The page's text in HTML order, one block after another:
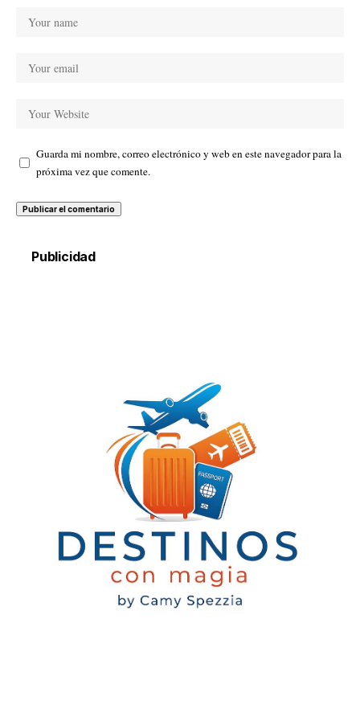
Guarda mi nombre, correo electrónico y web en este navegador para la
próxima vez que comente.
Publicidad